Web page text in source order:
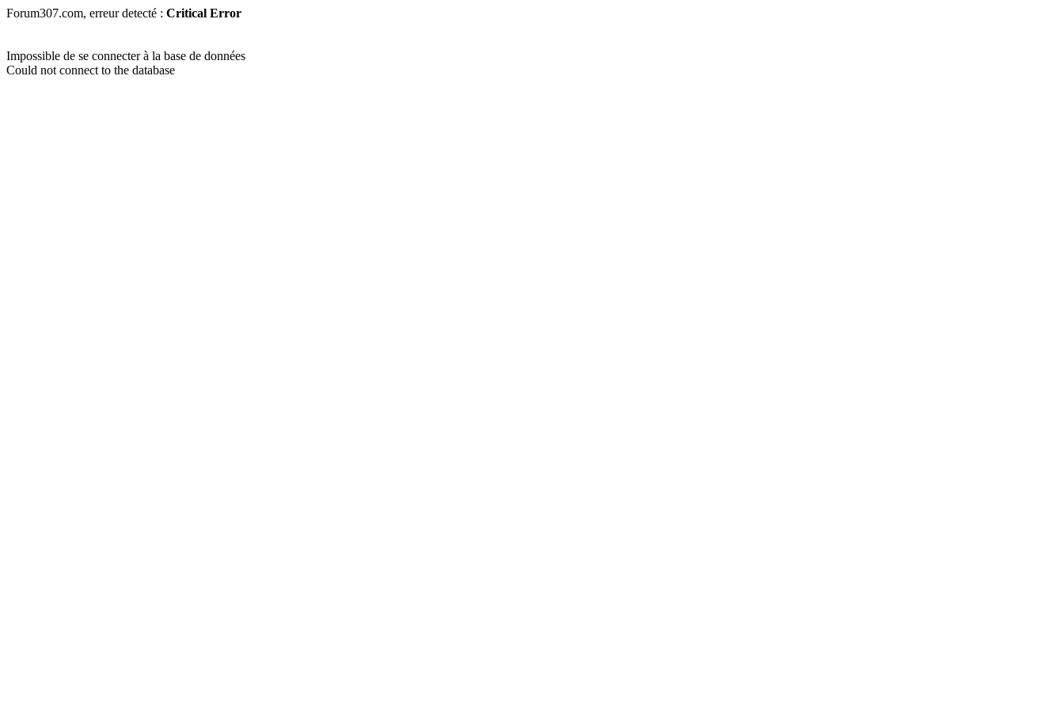
Forum307.com, erreur detecté : Critical Error
Impossible de se connecter à la base de données
Could not connect to the database